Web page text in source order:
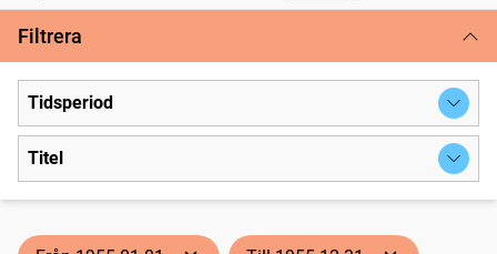
Filtrera
Tidsperiod
Titel